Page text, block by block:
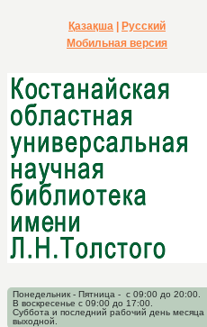
Қазақша
Русский
Мобильная версия
Понедельник - Пятница - с 09:00 до 20:00.
В воскресенье с 09:00 до 17:00.
Суббота и последний рабочий день месяца
выходной.